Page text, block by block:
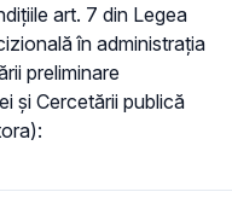
art. 7 din Legea
în administraţia
preliminare
și Cercetării publică